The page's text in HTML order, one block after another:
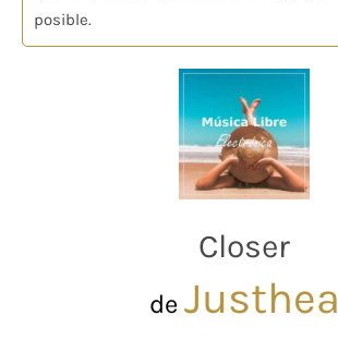
posible.
Closer
de Justhea